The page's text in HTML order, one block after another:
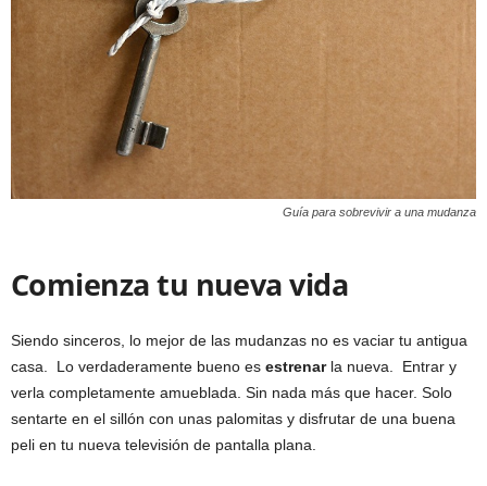
Guía para sobrevivir a una mudanza
Comienza tu nueva vida
Siendo sinceros, lo mejor de las mudanzas no es vaciar tu antigua
casa. Lo verdaderamente bueno es estrenarla nueva. Entrar y
verla completamente amueblada. Sin nada más que hacer. Solo
sentarte en el sillón con unas palomitas y disfrutar de una buena
peli en tu nueva televisión de pantalla plana.